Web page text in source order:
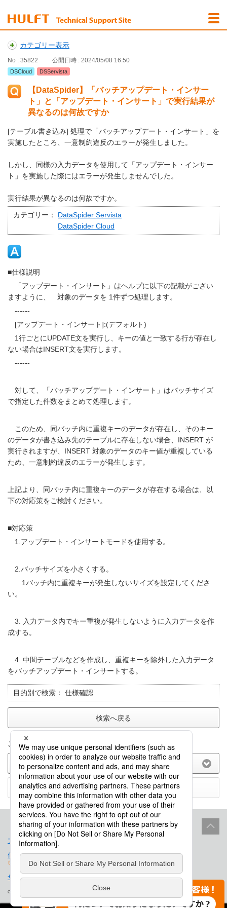
カテゴリー表示
No : 35822 公開日時 : 2024/05/08 16:50
DSCloud DSServista
【DataSpider】「バッチアップデート・インサー
ト」と「アップデート・インサート」で実行結果が
異なるのは何故ですか
[テーブル書き込み] 処理で「バッチアップデート・インサート」を
実施したところ、一意制約違反のエラーが発生しました。
しかし、同様の入力データを使用して「アップデート・インサー
ト」を実施した際にはエラーが発生しませんでした。
実行結果が異なるのは何故ですか。
カテゴリー：
DataSpider Servista
DataSpider Cloud
■仕様説明
「アップデート・インサート」はヘルプに以下の記載がござい
ますように、 対象のデータを 1件ずつ処理します。
------
[アップデート・インサート]:(デフォルト)
1行ごとにUPDATE文を実行し、キーの値と一致する行が存在し
ない場合はINSERT文を実行します。
------
対して、「バッチアップデート・インサート」はバッチサイズ
で指定した件数をまとめて処理します。
このため、同バッチ内に重複キーのデータが存在し、そのキー
のデータが書き込み先のテーブルに存在しない場合、INSERT が
実行されますが、INSERT 対象のデータのキー値が重複している
ため、一意制約違反のエラーが発生します。
上記より、同バッチ内に重複キーのデータが存在する場合は、以
下の対応策をご検討ください。
■対応策
1.アップデート・インサートモードを使用する。
2.バッチサイズを小さくする。
1バッチ内に重複キーが発生しないサイズを設定してくださ
い。
3. 入力データ内でキー重複が発生しないように入力データを作
成する。
4. 中間テーブルなどを作成し、重複キーを除外した入力データ
をバッチアップデート・インサートする。
目的別で検索： 仕様確認
検索へ戻る
このFAQに関してのご意見をお聞かせ下さい。
(選択してください)
送信する
プロダクトライフサイクル サイトポリシー
個人情報保護法に基づく公表事項 免責事項
サイトマップ 会社概要
Copyright © Saison Technology Co., Ltd. All Rights Reserved.